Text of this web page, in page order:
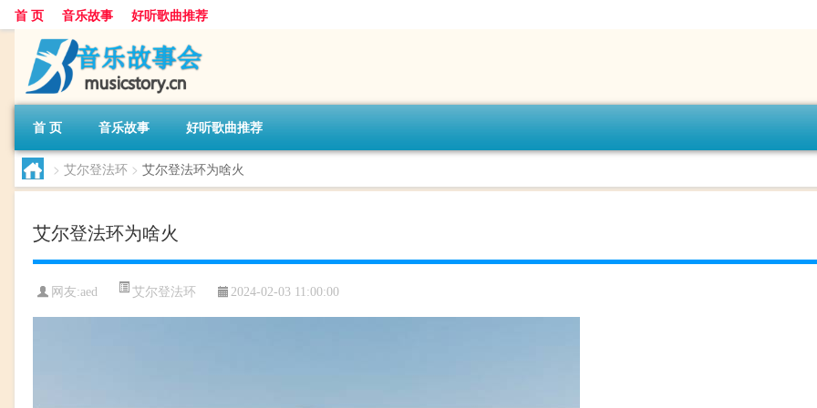
首 页 音乐故事 好听歌曲推荐
首 页 音乐故事 好听歌曲推荐
> 艾尔登法环 > 艾尔登法环为啥火
艾尔登法环为啥火
网友:aed 艾尔登法环 2024-02-03 11:00:00